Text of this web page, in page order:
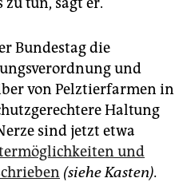
Bundestag die
und
von Pelztierfarmen in
Haltung
sind jetzt etwa
und
(siehe Kasten).